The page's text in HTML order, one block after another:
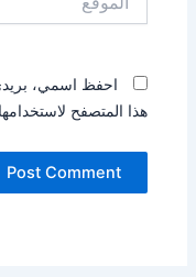
احفظ اسمي، بريدي
هذا المتصفح